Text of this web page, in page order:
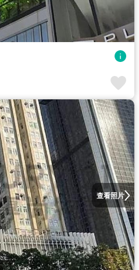
查看照片